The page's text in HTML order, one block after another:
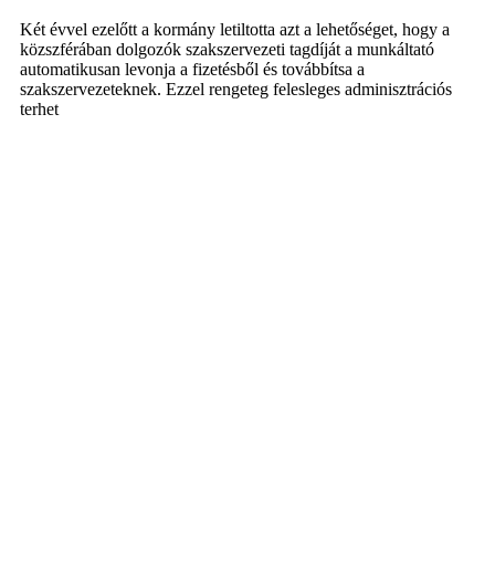
Két évvel ezelőtt a kormány letiltotta azt a lehetőséget, hogy a
közszférában dolgozók szakszervezeti tagdíját a munkáltató
automatikusan levonja a fizetésből és továbbítsa a
szakszervezeteknek. Ezzel rengeteg felesleges adminisztrációs
terhet